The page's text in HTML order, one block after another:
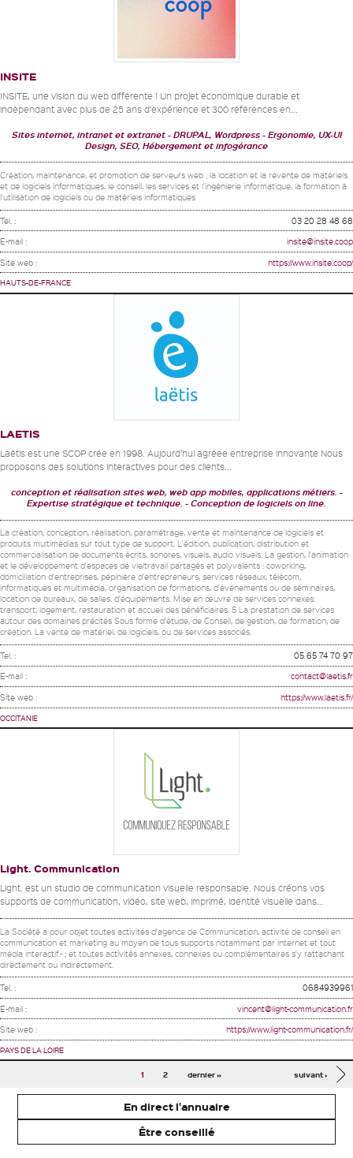
INSITE
INSITE, une vision du web différente ! Un projet économique durable et
indépendant avec plus de 25 ans d’expérience et 300 références en...
Sites internet, intranet et extranet DRUPAL, Wordpress
Ergonomie, UX-UI
Design, SEO, Hébergement et infogérance
Création, maintenance, et promotion de serveurs web ; la location et la revente de matériels
et de logiciels informatiques, le conseil, les services et l'ingénierie informatique, la formation à
l'utilisation de logiciels ou de matériels informatiques
Tel. : 03 20 28 48 68
E-mail : insite@insite.coop
Site web : https://www.insite.coop/
HAUTS-DE-FRANCE
LAETIS
Laëtis est une SCOP crée en 1998. Aujourd’hui agréee entreprise innovante Nous
proposons des solutions interactives pour des clients...
conception et réalisation sites web, web app mobiles, applications métiers.
Expertise stratégique et technique.
Conception de logiciels on line.
La création, conception, réalisation, paramétrage, vente et maintenance de logiciels et
produits multimédias sur tout type de support. L'édition, publication, distribution et
commercialisation de documents écrits, sonores, visuels, audio visuels. La gestion, l'animation
et le développement d'espaces de vie/travail partagés et polyvalents : coworking,
domiciliation d'entreprises, pépinière d'entrepreneurs, services réseaux, télécom,
informatiques et multimédia, organisation de formations, d'événements ou de séminaires,
location de bureaux, de salles. d'équipements. Mise en œuvre de services connexes:
transport, logement, restauration et accueil des bénéficiaires. 5 La prestation de services
autour des domaines précités Sous forme d'étude, de Conseil, de gestion, de formation, de
création. La vente de matériel, de logiciels, ou de services associés.
Tel. : 05 65 74 70 97
E-mail : contact@laetis.fr
Site web : https://www.laetis.fr/
OCCITANIE
Light. Communication
Light. est un studio de communication visuelle responsable. Nous créons vos
supports de communication, vidéo, site web, imprimé, identité visuelle dans...
La Société a pour objet toutes activités d'agence de Communication, activité de conseil en
communication et marketing au moyen de tous supports notamment par internet et tout
média interactif.- ; et toutes activités annexes, connexes ou complémentaires s'y rattachant
directement ou indirectement.
Tel. : 0684939961
E-mail : vincent@light-communication.fr
Site web : https://www.light-communication.fr/
PAYS DE LA LOIRE
Pages
1 2 suivant ›
dernier »
En direct l'annuaire
Être conseillé